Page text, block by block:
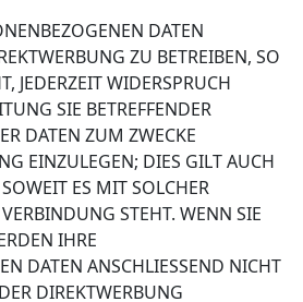
DATEN
ZU BETREIBEN, SO
JEDERZEIT WIDERSPRUCH
SIE BETREFFENDER
DATEN ZUM ZWECKE
EINZULEGEN; DIES GILT AUCH
ES MIT SOLCHER
STEHT. WENN SIE
IHRE
DATEN ANSCHLIESSEND NICHT
DIREKTWERBUNG